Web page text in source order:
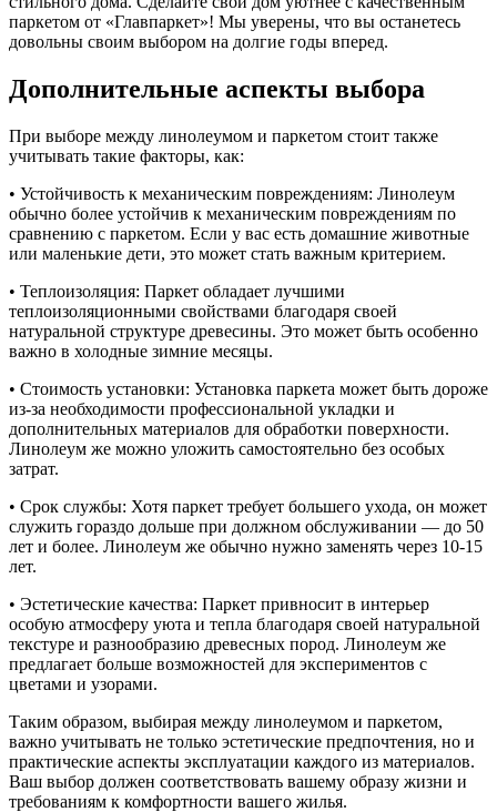
паркетом от «Главпаркет»! Мы уверены, что вы останетесь
довольны своим выбором на долгие годы вперед.
Дополнительные аспекты выбора
При выборе между линолеумом и паркетом стоит также
учитывать такие факторы, как:
• Устойчивость к механическим повреждениям: Линолеум
обычно более устойчив к механическим повреждениям по
сравнению с паркетом. Если у вас есть домашние животные
или маленькие дети, это может стать важным критерием.
• Теплоизоляция: Паркет обладает лучшими
теплоизоляционными свойствами благодаря своей
натуральной структуре древесины. Это может быть особенно
важно в холодные зимние месяцы.
• Стоимость установки: Установка паркета может быть дороже
из-за необходимости профессиональной укладки и
дополнительных материалов для обработки поверхности.
Линолеум же можно уложить самостоятельно без особых
затрат.
• Срок службы: Хотя паркет требует большего ухода, он может
служить гораздо дольше при должном обслуживании — до 50
лет и более. Линолеум же обычно нужно заменять через 10-15
лет.
• Эстетические качества: Паркет привносит в интерьер
особую атмосферу уюта и тепла благодаря своей натуральной
текстуре и разнообразию древесных пород. Линолеум же
предлагает больше возможностей для экспериментов с
цветами и узорами.
Таким образом, выбирая между линолеумом и паркетом,
важно учитывать не только эстетические предпочтения, но и
практические аспекты эксплуатации каждого из материалов.
Ваш выбор должен соответствовать вашему образу жизни и
требованиям к комфортности вашего жилья.